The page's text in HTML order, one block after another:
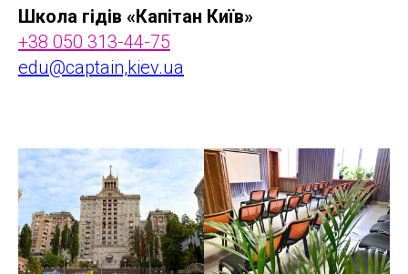
Школа гідів «Капітан Київ»
+38 050 313-44-75
edu@captain,kiev.ua